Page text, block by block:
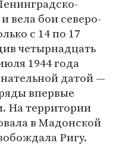
вела бои северо-
с 14 по 17
четырнадцать
1944 года
датой —
впервые
На территории
в Мадонской
Ригу.